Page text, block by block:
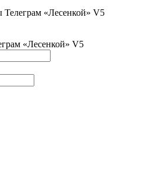
«Лесенкой» V5
«Лесенкой» V5